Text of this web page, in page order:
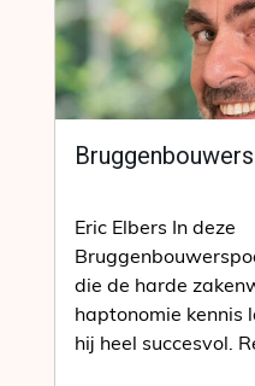
Bruggenbouwers
Eric Elbers In deze
die de harde
haptonomie kennis
hij heel succesvol.